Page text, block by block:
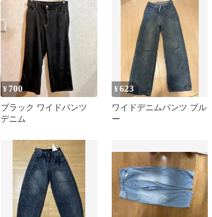
¥ 700
ブラック ワイドパンツ
デニム
¥623
ワイドデニムパンツ ブル
ー